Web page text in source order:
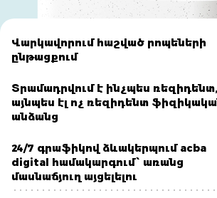
Վարկավորում հաշված րոպեների
ընթացքում
Տրամադրվում է ինչպես ռեզիդենտ,
այնպես էլ ոչ ռեզիդենտ
անձանց
24/7 գրաֆիկով ձևակերպում acba
digital համակարգում՝ առանց
մասնաճյուղ այցելելու